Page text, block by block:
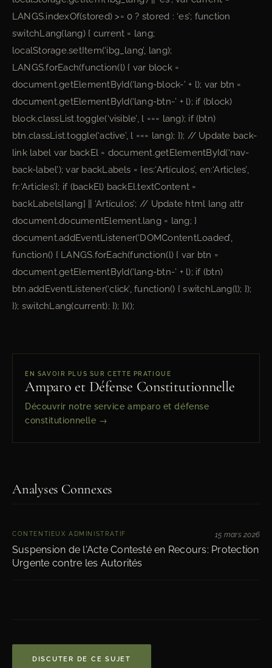
LANGS.indexOf(stored) >= 0 ? stored : ‘es’; function
switchLang(lang) { current = lang;
localStorage.setItem(‘ibg_lang’, lang);
LANGS.forEach(function(l) { var block =
document.getElementById(‘lang-block-’ + l); var btn =
document.getElementById(‘lang-btn-’ + l); if (block)
block.classList.toggle(‘visible’, l === lang); if (btn)
btn.classList.toggle(‘active’, l === lang); }); // Update back-
link label var backEl = document.getElementById(‘nav-
back-label’); var backLabels = {es:‘Artículos’, en:‘Articles’,
fr:‘Articles’}; if (backEl) backEl.textContent =
backLabels[lang] || ‘Artículos’; // Update html lang attr
document.documentElement.lang = lang; }
document.addEventListener(‘DOMContentLoaded’,
function() { LANGS.forEach(function(l) { var btn =
document.getElementById(‘lang-btn-’ + l); if (btn)
btn.addEventListener(‘click’, function() { switchLang(l); });
}); switchLang(current); }); })();
EN SAVOIR PLUS SUR CETTE PRATIQUE
Amparo et Défense Constitutionnelle
Découvrir notre service amparo et défense
constitutionnelle →
Analyses Connexes
CONTENTIEUX ADMINISTRATIF
Suspension de l'Acte Contesté en Recours: Protection
Urgente contre les Autorités
15 mars 2026
DISCUTER DE CE SUJET